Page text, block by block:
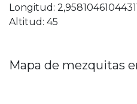
Longitud:
Altitud: 45
Mapa de mezquitas